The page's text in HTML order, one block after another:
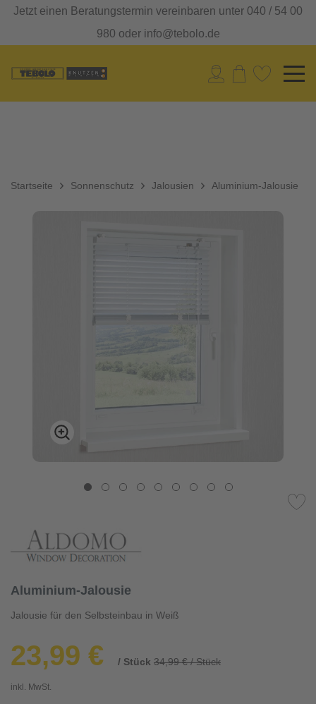
Jetzt einen Beratungstermin vereinbaren unter 040 / 54 00
980 oder info@tebolo.de
Startseite Sonnenschutz Jalousien Aluminium-Jalousie
Aluminium-Jalousie
Jalousie für den Selbsteinbau in Weiß
23,99 € / Stück 34,99 € / Stück
inkl. MwSt.